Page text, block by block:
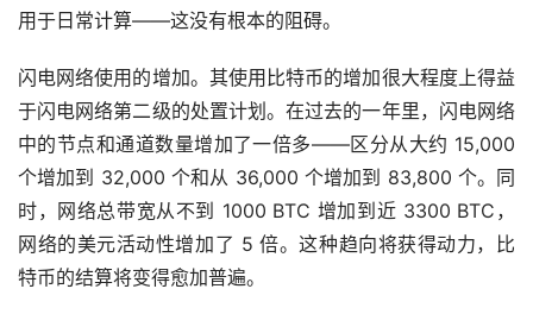
用于日常计算——这没有根本的阻碍。
闪电网络使用的增加。其使用比特币的增加很大程度上得益
于闪电网络第二级的处置计划。在过去的一年里，闪电网络
中的节点和通道数量增加了一倍多——区分从大约 15,000
个增加到 32,000 个和从 36,000 个增加到 83,800 个。同
时，网络总带宽从不到 1000 BTC 增加到近 3300 BTC，
网络的美元活动性增加了 5 倍。这种趋向将获得动力，比
特币的结算将变得愈加普遍。